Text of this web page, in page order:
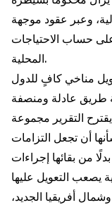
وعبر عقود موجهة
على حساب الاحتياجات
المحلية.
مناخي كافٍ للدول
طريق عادلة ومنصفة
التقرير مجموعة
أن تجعل التزامات
من بقائها إجراءات
أفريقيا الجديد،